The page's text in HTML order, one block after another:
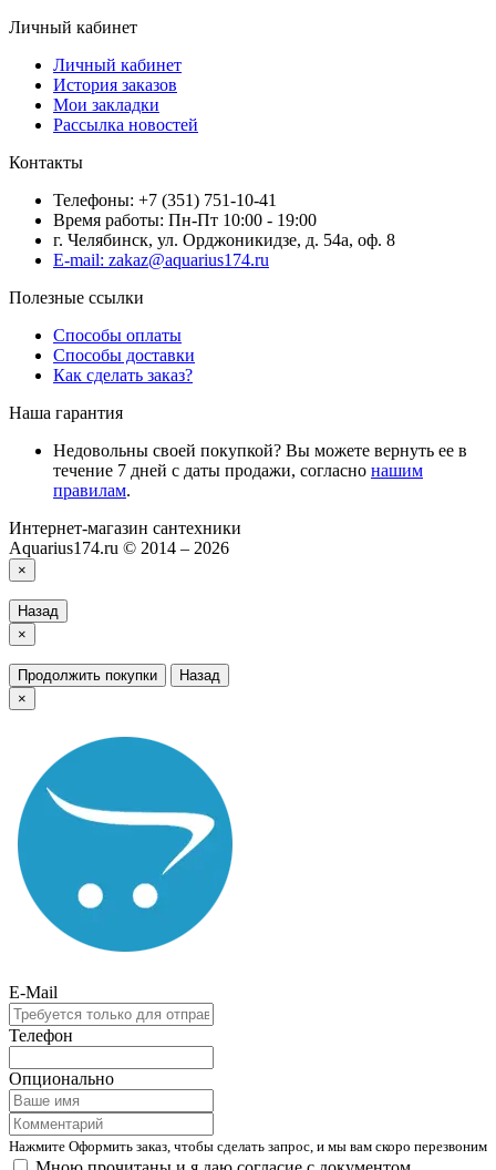
Личный кабинет
Личный кабинет
История заказов
Мои закладки
Рассылка новостей
Контакты
Телефоны: +7 (351) 751-10-41
Время работы: Пн-Пт 10:00 - 19:00
г. Челябинск, ул. Орджоникидзе, д. 54а, оф. 8
E-mail: zakaz@aquarius174.ru
Полезные ссылки
Способы оплаты
Способы доставки
Как сделать заказ?
Наша гарантия
Недовольны своей покупкой? Вы можете вернуть ее в
течение 7 дней с даты продажи, согласно нашим
правилам.
Интернет-магазин сантехники
Aquarius174.ru © 2014 – 2026
×
Назад
×
Продолжить покупки
Назад
×
E-Mail
Телефон
Опционально
Нажмите Оформить заказ, чтобы сделать запрос, и мы вам скоро перезвоним